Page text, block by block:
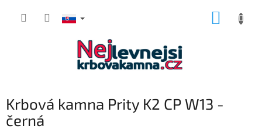
Krbová kamna Prity K2 CP W13 -
černá